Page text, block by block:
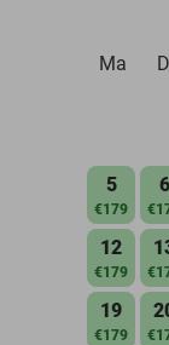
Ma
5
€179
6
12
€179
19
€179